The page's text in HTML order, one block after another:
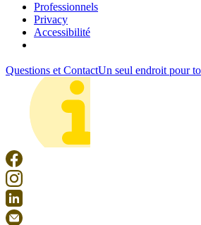
Professionnels
Privacy
Accessibilité
Questions et ContactUn seul endroit pour